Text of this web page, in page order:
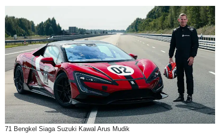
71 Bengkel Siaga Suzuki Kawal Arus Mudik